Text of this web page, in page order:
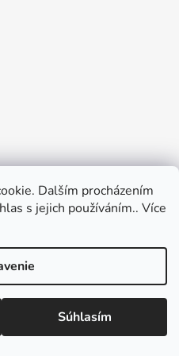
Dalším procházením
s jejich používáním.. Více
Súhlasím
s